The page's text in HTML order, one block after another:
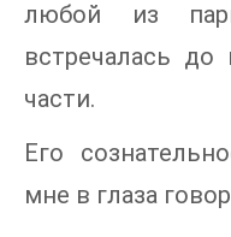
любой из
встречалась
части.
Его
мне в глаза